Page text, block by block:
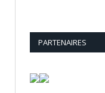
PARTENAIRES